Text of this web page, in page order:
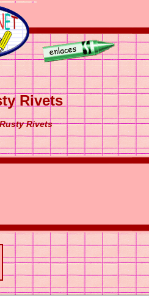
Rivets
Rivets